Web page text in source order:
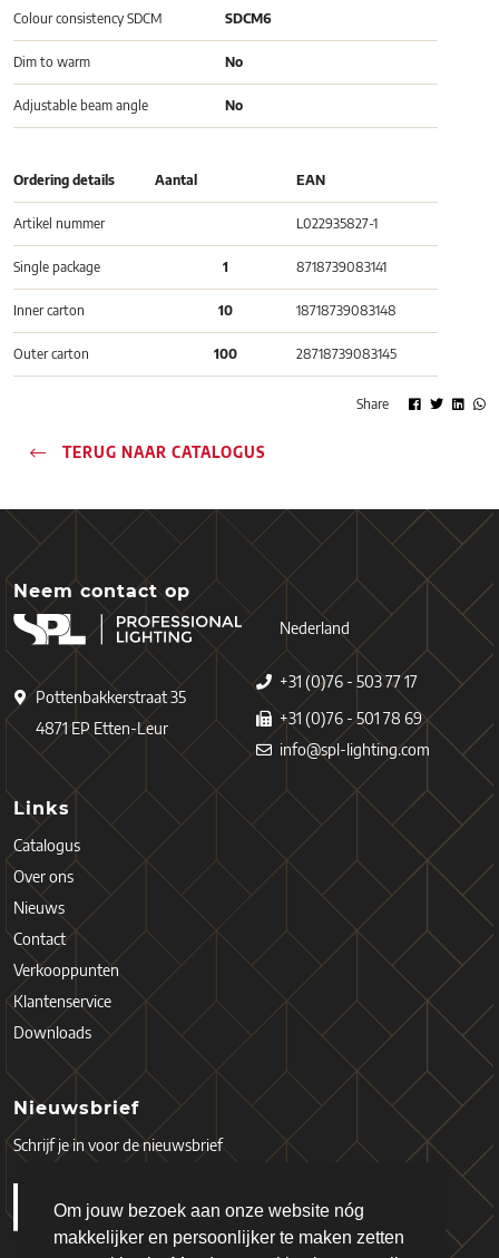
Om jouw bezoek aan onze website nóg
makkelijker en persoonlijker te maken zetten
Colour consistency SDCM SDCM6
Dim to warm No
Adjustable beam angle No
Ordering details Aantal EAN
Artikel nummer L022935827-1
Single package 1 8718739083141
Inner carton 10 18718739083148
Outer carton 100 28718739083145
Share
TERUG NAAR CATALOGUS
Neem contact op
Pottenbakkerstraat 35
4871 EP Etten-Leur
Nederland
+31 (0)76 - 503 77 17
+31 (0)76 - 501 78 69
info@spl-lighting.com
Links
Catalogus
Over ons
Nieuws
Contact
Verkooppunten
Klantenservice
Downloads
Nieuwsbrief
Schrijf je in voor de nieuwsbrief